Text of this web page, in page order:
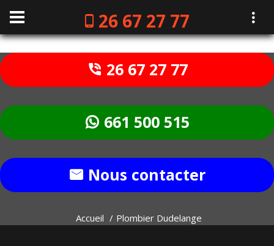
26 67 27 77
26 67 27 77
661 500 515
Nous contacter
Accueil Plombier Dudelange